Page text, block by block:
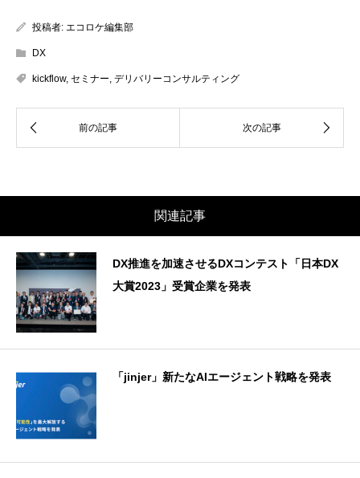
投稿者: エコロケ編集部
DX
kickflow, セミナー, デリバリーコンサルティング
関連記事
DX推進を加速させるDXコンテスト「日本DX
大賞2023」受賞企業を発表
「jinjer」新たなAIエージェント戦略を発表